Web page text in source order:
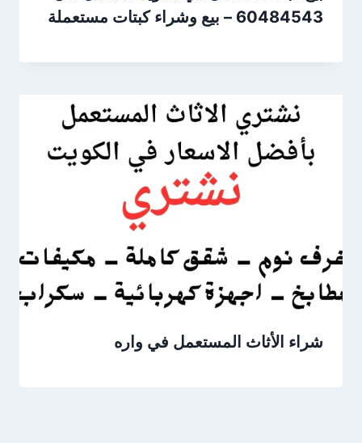
60484543 – بيع وشراء كبتات مستعملة
شراء الأثاث المستعمل في واره